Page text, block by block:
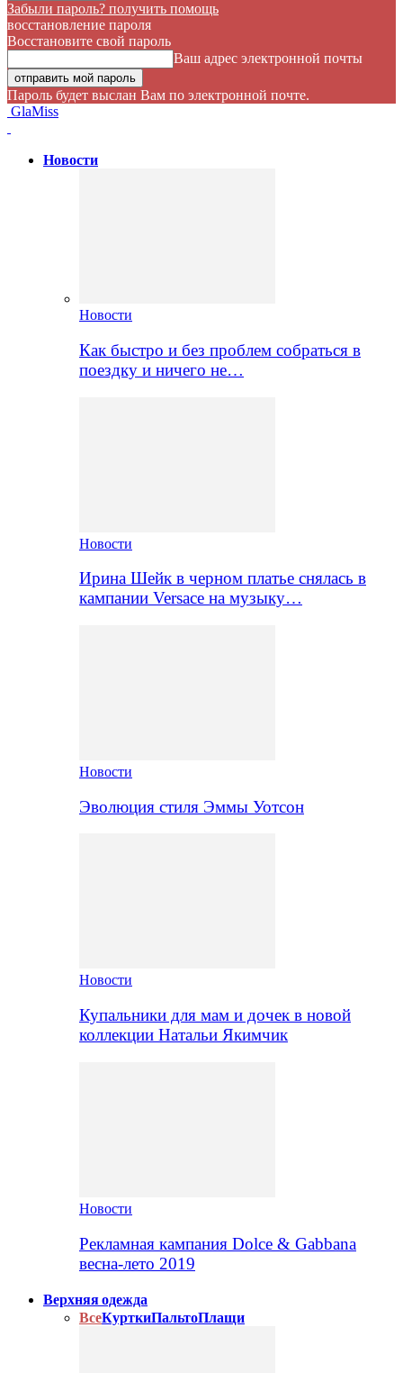
Забыли пароль? получить помощь
восстановление пароля
Восстановите свой пароль
Ваш адрес электронной почты
Пароль будет выслан Вам по электронной почте.
GlaMiss
Новости
Новости
Как быстро и без проблем собраться в
поездку и ничего не…
Новости
Ирина Шейк в черном платье снялась в
кампании Versace на музыку…
Новости
Эволюция стиля Эммы Уотсон
Новости
Купальники для мам и дочек в новой
коллекции Натальи Якимчик
Новости
Рекламная кампания Dolce & Gabbana
весна-лето 2019
Верхняя одежда
ВсеКурткиПальтоПлащи